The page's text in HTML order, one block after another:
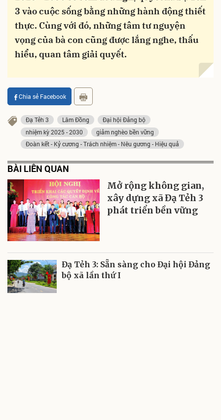
3 vào cuộc sống bằng những hành động thiết
thực. Cùng với đó, những tâm tư nguyện
vọng của bà con cũng được lắng nghe, thấu
hiểu, quan tâm giải quyết.
Chia sẻ Facebook
Đạ Tẻh 3 Lâm Đồng
Đại hội Đảng bộ
nhiệm kỳ 2025 - 2030
giảm nghèo bền vững
Đoàn kết - Kỷ cương - Trách nhiệm - Nêu gương - Hiệu quả
BÀI LIÊN QUAN
Mở rộng không gian,
xây dựng xã Đạ Tẻh 3
phát triển bền vững
Đạ Tẻh 3: Sẵn sàng cho Đại hội Đảng
bộ xã lần thứ I